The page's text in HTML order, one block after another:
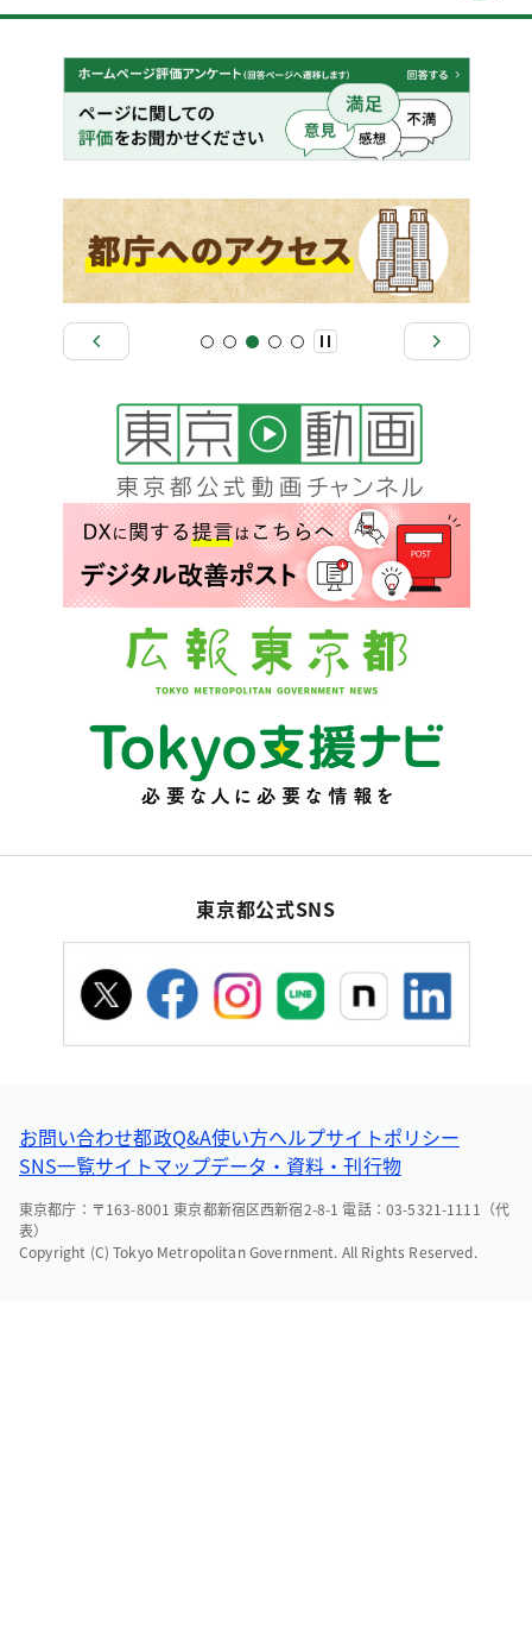
東京都公式SNS
お問い合わせ都政Q&A使い方ヘルプサイトポリシー
SNS一覧サイトマップデータ・資料・刊行物
東京都庁：〒163-8001 東京都新宿区西新宿2-8-1 電話：03-5321-1111（代
表）
Copyright (C) Tokyo Metropolitan Government. All Rights Reserved.